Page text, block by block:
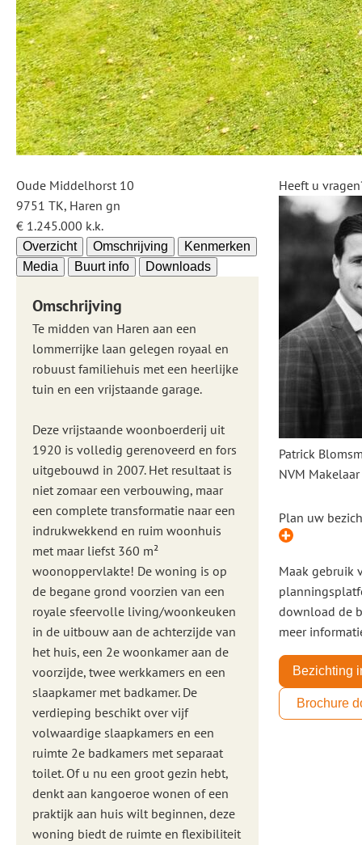
Oude Middelhorst 10
9751 TK, Haren gn
€ 1.245.000 k.k.
Overzicht Omschrijving
Kenmerken
Media
Buurt info Downloads
Omschrijving
Te midden van Haren aan een
lommerrijke laan gelegen royaal en
robuust familiehuis met een heerlijke
tuin en een vrijstaande garage.
Deze vrijstaande woonboerderij uit
1920 is volledig gerenoveerd en fors
uitgebouwd in 2007. Het resultaat is
niet zomaar een verbouwing, maar
een complete transformatie naar een
indrukwekkend en ruim woonhuis
met maar liefst 360 m²
woonoppervlakte! De woning is op
de begane grond voorzien van een
royale sfeervolle living/woonkeuken
in de uitbouw aan de achterzijde van
het huis, een 2e woonkamer aan de
voorzijde, twee werkkamers en een
slaapkamer met badkamer. De
verdieping beschikt over vijf
volwaardige slaapkamers en een
ruimte 2e badkamers met separaat
toilet. Of u nu een groot gezin hebt,
denkt aan kangoeroe wonen of een
praktijk aan huis wilt beginnen, deze
woning biedt de ruimte en flexibiliteit
Heeft u
Patrick
NVM Makelaar
Plan uw
Maak gebruik
download de
meer
Bezichting
Brochure